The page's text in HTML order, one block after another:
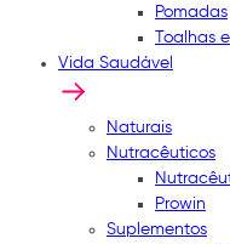
Pomadas
Toalhas
Vida Saudável
Naturais
Nutracêuticos
Prowin
Suplementos